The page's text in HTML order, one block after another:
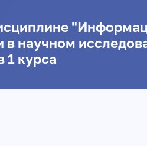
в научном
1 курса